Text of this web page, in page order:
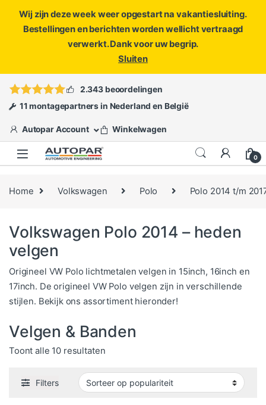
Wij zijn deze week weer opgestart na vakantiesluiting.
Bestellingen en berichten worden wellicht vertraagd
verwerkt. Dank voor uw begrip.
Sluiten
ofopen een ticket
2.343 beoordelingen
11 montagepartners in Nederland en België
Autopar Account Winkelwagen
0
Home Volkswagen Polo Polo 2014 t/m
Volkswagen Polo 2014 – heden
velgen
Origineel VW Polo lichtmetalen velgen in 15inch, 16inch en
17inch. De origineel VW Polo velgen zijn in verschillende
stijlen. Bekijk ons assortiment hieronder!
Velgen & Banden
Toont alle 10 resultatenGesorteerd op populariteit
Filters